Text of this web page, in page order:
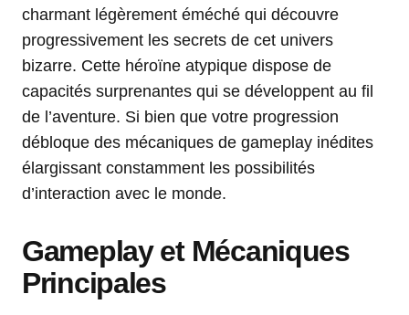
charmant légèrement éméché qui découvre
progressivement les secrets de cet univers
bizarre. Cette héroïne atypique dispose de
capacités surprenantes qui se développent au fil
de l’aventure. Si bien que votre progression
débloque des mécaniques de gameplay inédites
élargissant constamment les possibilités
d’interaction avec le monde.
Gameplay et Mécaniques
Principales